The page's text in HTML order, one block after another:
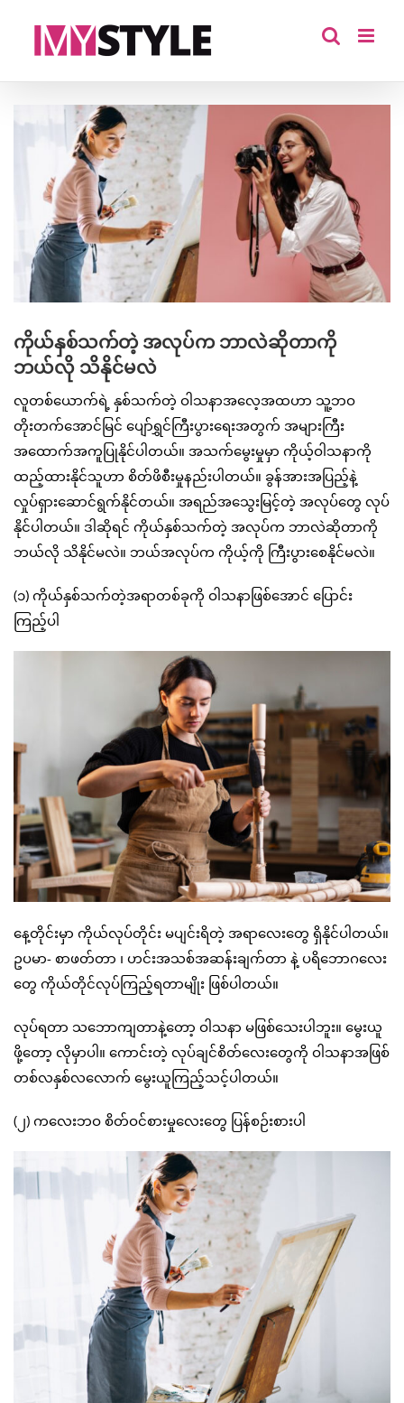
ကိုယ်နှစ်သက်တဲ့ အလုပ်က ဘာလဲဆိုတာကို
ဘယ်လို သိနိုင်မလဲ
လူတစ်ယောက်ရဲ့ နှစ်သက်တဲ့ ဝါသနာအလေ့အထဟာ သူ့ဘဝ
တိုးတက်အောင်မြင် ပျော်ရွှင်ကြီးပွားရေးအတွက် အများကြီး
အထောက်အကူပြုနိုင်ပါတယ်။ အသက်မွေးမှုမှာ ကိုယ့်ဝါသနာကို
ထည့်ထားနိုင်သူဟာ စိတ်ဖိစီးမှုနည်းပါတယ်။ ခွန်အားအပြည့်နဲ့
လှုပ်ရှားဆောင်ရွက်နိုင်တယ်။ အရည်အသွေးမြင့်တဲ့ အလုပ်တွေ လုပ်
နိုင်ပါတယ်။ ဒါဆိုရင် ကိုယ်နှစ်သက်တဲ့ အလုပ်က ဘာလဲဆိုတာကို
ဘယ်လို သိနိုင်မလဲ။ ဘယ်အလုပ်က ကိုယ့်ကို ကြီးပွားစေနိုင်မလဲ။
(၁) ကိုယ်နှစ်သက်တဲ့အရာတစ်ခုကို ဝါသနာဖြစ်အောင် ပြောင်း
ကြည့်ပါ
နေ့တိုင်းမှာ ကိုယ်လုပ်တိုင်း မပျင်းရိတဲ့ အရာလေးတွေ ရှိနိုင်ပါတယ်။
ဥပမာ- စာဖတ်တာ ၊ ဟင်းအသစ်အဆန်းချက်တာ နဲ့ ပရိဘောဂလေး
တွေ ကိုယ်တိုင်လုပ်ကြည့်ရတာမျိုး ဖြစ်ပါတယ်။
လုပ်ရတာ သဘောကျတာနဲ့တော့ ဝါသနာ မဖြစ်သေးပါဘူး။ မွေးယူ
ဖို့တော့ လိုမှာပါ။ ကောင်းတဲ့ လုပ်ချင်စိတ်လေးတွေကို ဝါသနာအဖြစ်
တစ်လနှစ်လလောက် မွေးယူကြည့်သင့်ပါတယ်။
(၂) ကလေးဘဝ စိတ်ဝင်စားမှုလေးတွေ ပြန်စဉ်းစားပါ